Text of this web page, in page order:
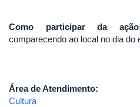
Como participar da
comparecendo ao local no dia do
Área de Atendimento:
Cultura